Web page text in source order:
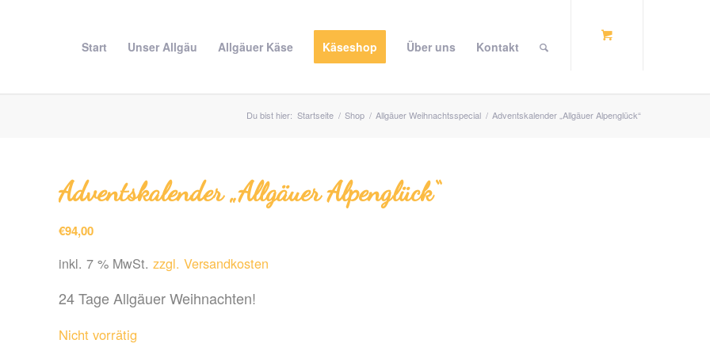
Start Unser Allgäu Allgäuer Käse Käseshop Über uns Kontakt
Du bist hier: Startseite / Shop / Allgäuer Weihnachts­­special / Advents­kalender „Allgäuer Alpenglück“
Advents­kalender „Allgäuer Alpenglück“
€94,00
inkl. 7 % MwSt. zzgl. Versandkosten
24 Tage Allgäuer Weihnachten!
Nicht vorrätig